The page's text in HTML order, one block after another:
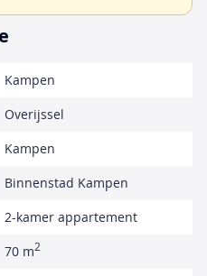
Kampen
Overijssel
Kampen
Binnenstad Kampen
2-kamer appartement
70 m2